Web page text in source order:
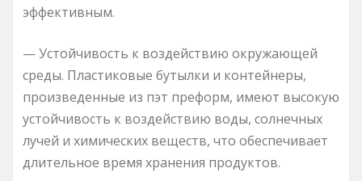
эффективным.
— Устойчивость к воздействию окружающей
среды. Пластиковые бутылки и контейнеры,
произведенные из пэт преформ, имеют высокую
устойчивость к воздействию воды, солнечных
лучей и химических веществ, что обеспечивает
длительное время хранения продуктов.